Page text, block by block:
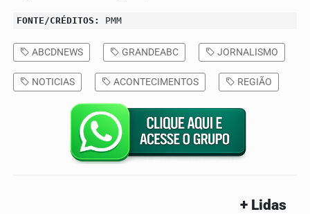
FONTE/CRÉDITOS: PMM
ABCDNEWS GRANDEABC JORNALISMO
NOTICIAS ACONTECIMENTOS REGIÃO
+ Lidas